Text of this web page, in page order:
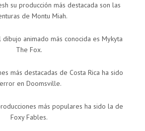
su producción más destacada son las
de Montu Miah.
animado más conocida es Mykyta
The Fox.
más destacadas de Costa Rica ha sido
en Doomsville.
más populares ha sido la de
Foxy Fables.